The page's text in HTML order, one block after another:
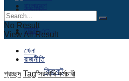
রাজনীতি
চাকরি
খেলা
ক্রিকেট
বাংলাদেশ
আন্তর্জাতিক
রাজনীতি
No Result
View All Result
প্রচ্ছদ Tag সরকারি কর্মচারী